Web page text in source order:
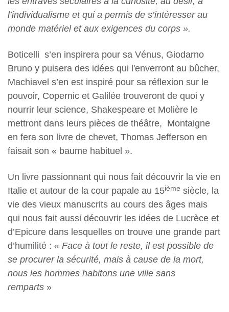
l’individualisme et qui a permis de s’intéresser au
monde matériel et aux exigences du corps ».
Boticelli s’en inspirera pour sa Vénus, Giodarno
Bruno y puisera des idées qui l'enverront au bûcher,
Machiavel s’en est inspiré pour sa réflexion sur le
pouvoir, Copernic et Galilée trouveront de quoi y
nourrir leur science, Shakespeare et Molière le
mettront dans leurs pièces de théâtre, Montaigne
en fera son livre de chevet, Thomas Jefferson en
faisait son « baume habituel ».
Un livre passionnant qui nous fait découvrir la vie en
Italie et autour de la cour papale au 15ième siècle, la
vie des vieux manuscrits au cours des âges mais
qui nous fait aussi découvrir les idées de Lucrèce et
d’Epicure dans lesquelles on trouve une grande part
d’humilité : « Face à tout le reste, il est possible de
se procurer la sécurité, mais à cause de la mort,
nous les hommes habitons une ville sans
remparts »